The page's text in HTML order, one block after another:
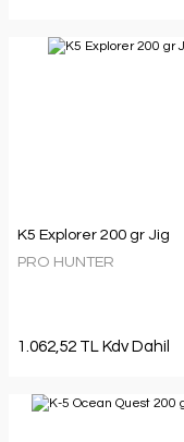
K5 Explorer 200 gr Jig
PRO HUNTER
1.062,52 TL Kdv Dahil